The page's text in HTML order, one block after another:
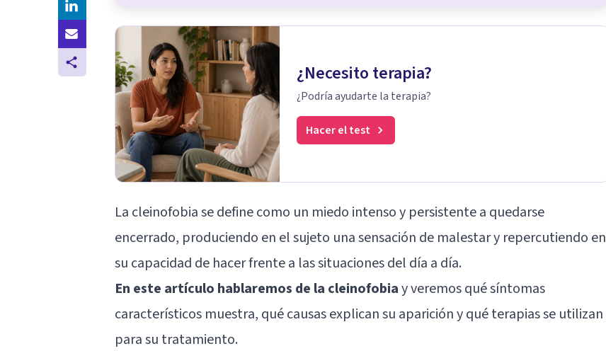
¿Necesito terapia?
¿Podría ayudarte la terapia?
Hacer el test
La cleinofobia se define como un miedo intenso y persistente a quedarse
encerrado, produciendo en el sujeto una sensación de malestar y repercutiendo en
su capacidad de hacer frente a las situaciones del día a día.
En este artículo hablaremos de la cleinofobiay veremos qué síntomas
característicos muestra, qué causas explican su aparición y qué terapias se utilizan
para su tratamiento.